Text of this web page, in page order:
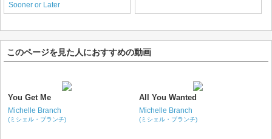
Sooner or Later
このページを見た人におすすめの動画
You Get Me
Michelle Branch
(ミシェル・ブランチ)
All You Wanted
Michelle Branch
(ミシェル・ブランチ)